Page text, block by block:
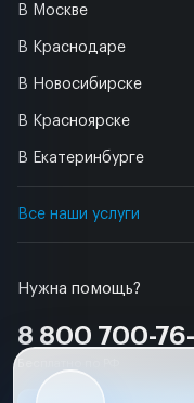
Нужна помощь?
8 800 700-
В Москве
В Краснодаре
В Новосибирске
В Красноярске
В Екатеринбурге
Все наши услуги